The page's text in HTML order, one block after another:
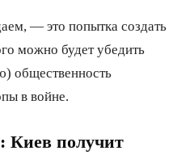
— это попытка создать
можно будет убедить
общественность
в войне.
Киев получит